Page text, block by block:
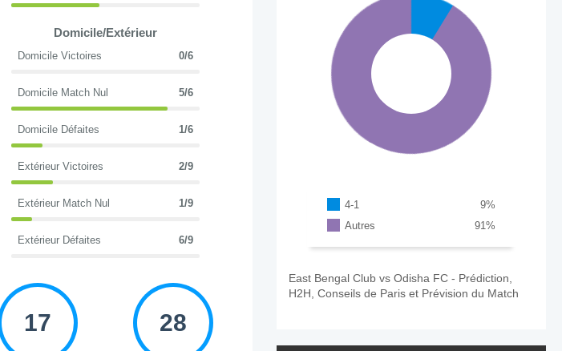
Domicile/Extérieur
Domicile Victoires 0/6
Domicile Match Nul 5/6
Domicile Défaites 1/6
Extérieur Victoires 2/9
Extérieur Match Nul 1/9
Extérieur Défaites 6/9
17 28
4-1 %
9
Autres
%
91
East Bengal Club vs Odisha FC - Prédiction,
H2H, Conseils de Paris et Prévision du Match